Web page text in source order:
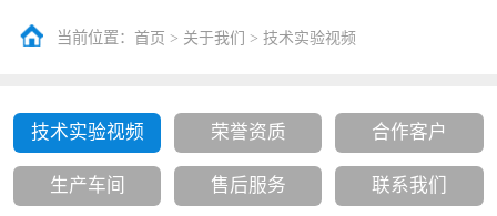
当前位置： 首页 > 关于我们 > 技术实验视频
技术实验视频 荣誉资质 合作客户
生产车间 售后服务 联系我们